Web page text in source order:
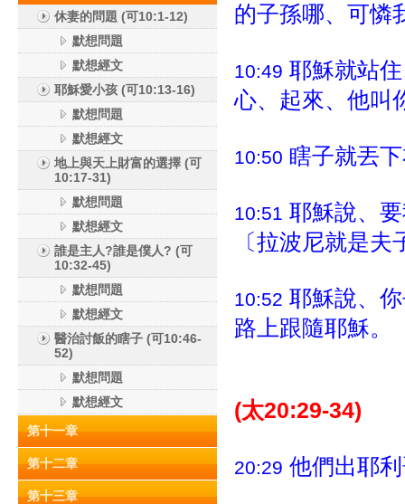
休妻的問題 (可10:1-12)
默想問題
默想經文
耶穌愛小孩 (可10:13-16)
默想問題
默想經文
地上與天上財富的選擇 (可
10:17-31)
默想問題
默想經文
誰是主人?誰是僕人? (可
10:32-45)
默想問題
默想經文
醫治討飯的瞎子 (可10:46-
52)
默想問題
默想經文
第十一章
第十二章
第十三章
的子孫哪、可憐
10:49 耶穌就站
心、起來、他叫
10:50 瞎子就丟
10:51 耶穌說、
〔拉波尼就是夫
10:52 耶穌說、
路上跟隨耶穌。
(太20:29-34)
20:29 他們出耶